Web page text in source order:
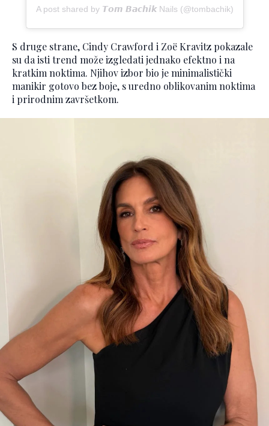
A post shared by 𝙏𝙤𝙢 𝘽𝙖𝙘𝙝𝙞𝙠 Nails (@tombachik)
S druge strane, Cindy Crawford i Zoë Kravitz pokazale
su da isti trend može izgledati jednako efektno i na
kratkim noktima. Njihov izbor bio je minimalistički
manikir gotovo bez boje, s uredno oblikovanim noktima
i prirodnim završetkom.